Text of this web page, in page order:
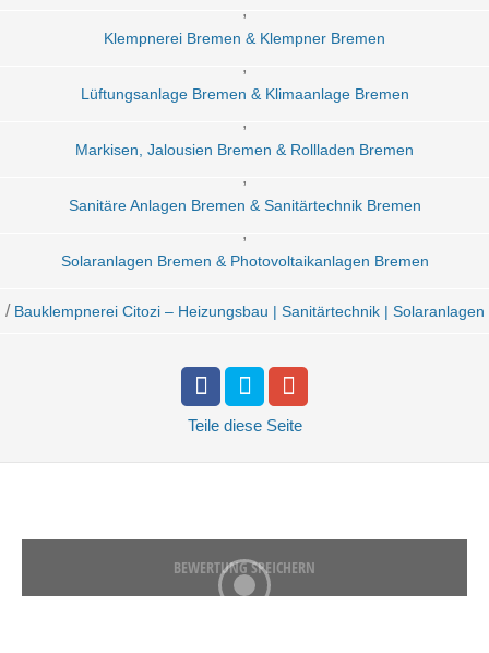
,
Klempnerei Bremen & Klempner Bremen
,
Lüftungsanlage Bremen & Klimaanlage Bremen
,
Markisen, Jalousien Bremen & Rollladen Bremen
,
Sanitäre Anlagen Bremen & Sanitärtechnik Bremen
,
Solaranlagen Bremen & Photovoltaikanlagen Bremen
/ Bauklempnerei Citozi – Heizungsbau | Sanitärtechnik | Solaranlagen
Teile diese Seite
BEWERTUNG SPEICHERN